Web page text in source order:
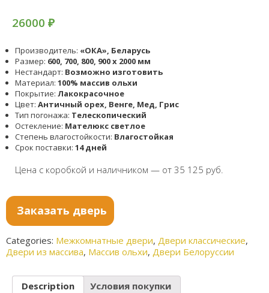
26000 ₽
Производитель: «ОКА», Беларусь
Размер: 600, 700, 800, 900 x 2000 мм
Нестандарт: Возможно изготовить
Материал: 100% массив ольхи
Покрытие: Лакокрасочное
Цвет: Античный орех, Венге, Мед, Грис
Тип погонажа: Телескопический
Остекление: Мателюкс светлое
Степень влагостойкости: Влагостойкая
Срок поставки: 14 дней
Цена с коробкой и наличником — от 35 125 руб.
Заказать дверь
Categories: Межкомнатные двери, Двери классические,
Двери из массива, Массив ольхи, Двери Белоруссии
Description
Условия покупки